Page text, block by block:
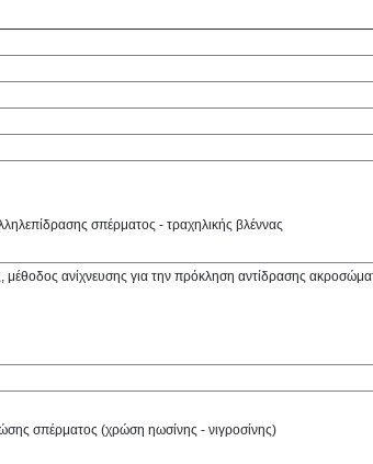
σπέρματος - τραχηλικής βλέννας
μέθοδος ανίχνευσης για την πρόκληση αντίδρασης
σπέρματος (χρώση ηωσίνης - νιγροσίνης)